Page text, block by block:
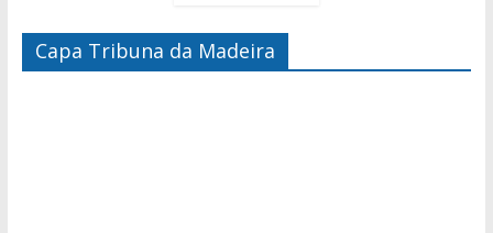
Capa Tribuna da Madeira